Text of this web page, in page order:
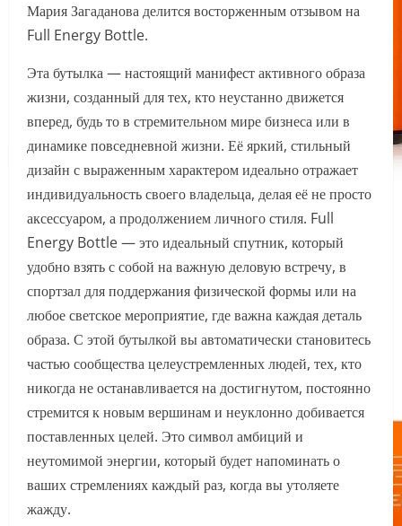
Мария Загаданова делится восторженным отзывом на
Full Energy Bottle.
Эта бутылка — настоящий манифест активного образа
жизни, созданный для тех, кто неустанно движется
вперед, будь то в стремительном мире бизнеса или в
динамике повседневной жизни. Её яркий, стильный
дизайн с выраженным характером идеально отражает
индивидуальность своего владельца, делая её не просто
аксессуаром, а продолжением личного стиля. Full
Energy Bottle — это идеальный спутник, который
удобно взять с собой на важную деловую встречу, в
спортзал для поддержания физической формы или на
любое светское мероприятие, где важна каждая деталь
образа. С этой бутылкой вы автоматически становитесь
частью сообщества целеустремленных людей, тех, кто
никогда не останавливается на достигнутом, постоянно
стремится к новым вершинам и неуклонно добивается
поставленных целей. Это символ амбиций и
неутомимой энергии, который будет напоминать о
ваших стремлениях каждый раз, когда вы утоляете
жажду.